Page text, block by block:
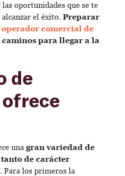
las oportunidades que se te
el éxito. Preparar
operador comercial de
caminos para llegar a la
de
una gran variedad de
tanto de carácter
. Para los primeros la